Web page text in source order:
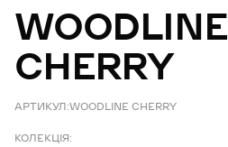
WOODLINE
CHERRY
АРТИКУЛ:WOODLINE CHERRY
КОЛЕКЦІЯ: